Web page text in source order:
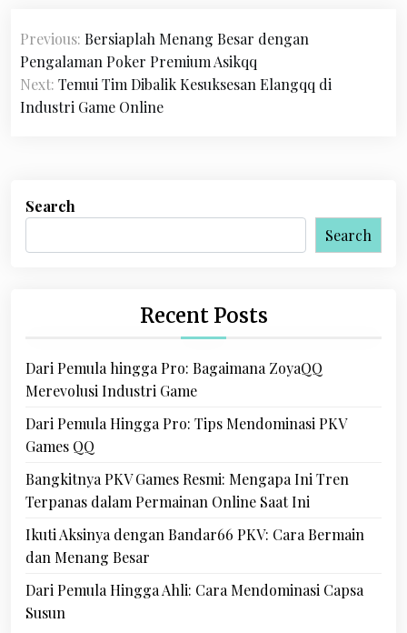
Post
navigation
Previous: Bersiaplah Menang Besar dengan
Pengalaman Poker Premium Asikqq
Next: Temui Tim Dibalik Kesuksesan Elangqq di
Industri Game Online
Search
Search
Recent Posts
Dari Pemula hingga Pro: Bagaimana ZoyaQQ
Merevolusi Industri Game
Dari Pemula Hingga Pro: Tips Mendominasi PKV
Games QQ
Bangkitnya PKV Games Resmi: Mengapa Ini Tren
Terpanas dalam Permainan Online Saat Ini
Ikuti Aksinya dengan Bandar66 PKV: Cara Bermain
dan Menang Besar
Dari Pemula Hingga Ahli: Cara Mendominasi Capsa
Susun